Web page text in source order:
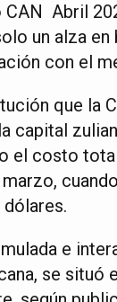
 Abril
un alza en
con el
que la
capital
el costo
e
se situó